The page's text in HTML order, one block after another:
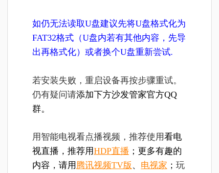
如仍无法读取U盘建议先将U盘格式化为
FAT32格式（U盘内若有其他内容，先导
出再格式化）或者换个U盘重新尝试.
若安装失败，重启设备再按步骤重试。
仍有疑问请添加下方沙发管家官方QQ
群。
用智能电视看点播视频，推荐使用看电
视直播，推荐用HDP直播 ；更多有趣的
内容，请用 腾讯视频TV版 、 电视家 ； 玩